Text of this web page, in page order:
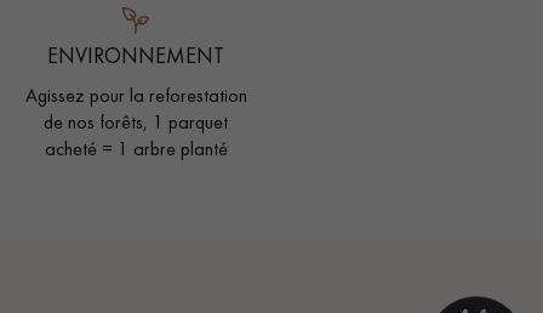
ENVIRONNEMENT
Agissez pour la reforestation
de nos forêts, 1 parquet
acheté = 1 arbre planté